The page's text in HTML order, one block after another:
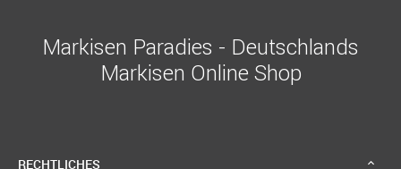
Markisen Paradies - Deutschlands
Markisen Online Shop
RECHTLICHES